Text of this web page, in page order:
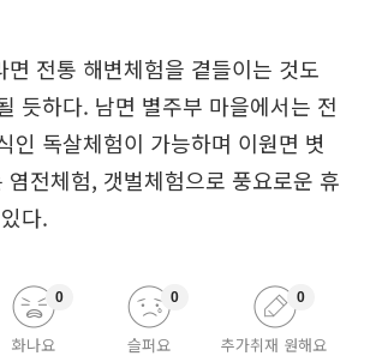
면 전통 해변체험을 곁들이는 것도
듯하다. 남면 별주부 마을에서는 전
인 독살체험이 가능하며 이원면 볏
염전체험, 갯벌체험으로 풍요로운 휴
다.
화나요
0
슬퍼요
0
추가취재 원해요
0